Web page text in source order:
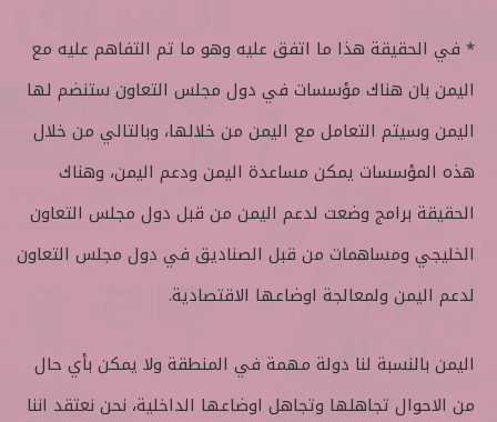
* في الحقيقة هذا ما اتفق عليه وهو ما تم التفاهم عليه مع
اليمن بان هناك مؤسسات في دول مجلس التعاون ستنضم لها
اليمن وسيتم التعامل مع اليمن من خلالها، وبالتالي من خلال
هذه المؤسسات يمكن مساعدة اليمن ودعم اليمن، وهناك
الحقيقة برامج وضعت لدعم اليمن من قبل دول مجلس التعاون
الخليجي ومساهمات من قبل الصناديق في دول مجلس التعاون
لدعم اليمن ولمعالجة اوضاعها الاقتصادية.
اليمن بالنسبة لنا دولة مهمة في المنطقة ولا يمكن بأي حال
من الاحوال تجاهلها وتجاهل اوضاعها الداخلية، نحن نعتقد اننا